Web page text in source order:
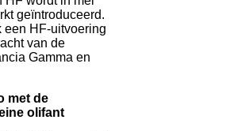
geïntroduceerd.
een HF-uitvoering
van de
Gamma en
met de
olifant